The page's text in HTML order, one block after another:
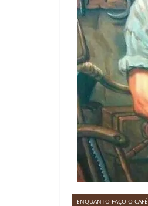
ENQUANTO FAÇO O CAFÉ